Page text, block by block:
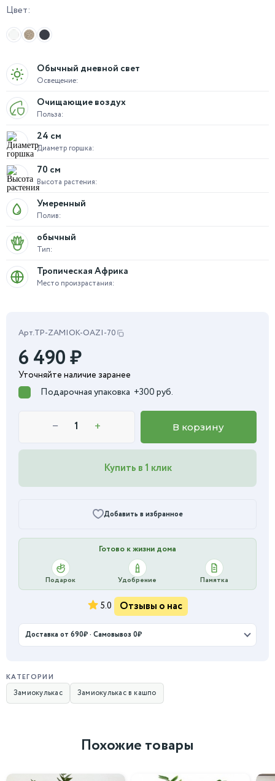
Цвет:
Освещение:
Обычный дневной свет
Польза:
Очищающие воздух
Диаметр горшка:
24 см
Высота растения:
70 см
Полив:
Умеренный
Тип:
обычный
Место произрастания:
Тропическая Африка
Арт.TP-ZAMIOK-OAZI-70
6 490₽
Уточняйте наличие заранее
Подарочная упаковка +300 руб.
− + В корзину
Купить в 1 клик
Добавить в избранное
Готово к жизни дома
Подарок Удобрение Памятка
5.0 Отзывы о нас
Доставка от 690₽ · Самовывоз 0₽
КАТЕГОРИИ
Замиокулькас Замиокулькас в кашпо
Похожие товары